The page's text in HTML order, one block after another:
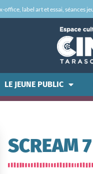
label art et essai, séances
LE JEUNE PUBLIC
SCREAM 7